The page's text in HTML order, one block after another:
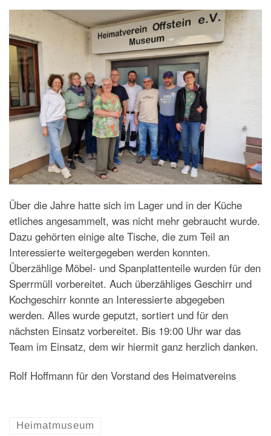
Über die Jahre hatte sich im Lager und in der Küche
etliches angesammelt, was nicht mehr gebraucht wurde.
Dazu gehörten einige alte Tische, die zum Teil an
Interessierte weitergegeben werden konnten.
Überzählige Möbel- und Spanplattenteile wurden für den
Sperrmüll vorbereitet. Auch überzähliges Geschirr und
Kochgeschirr konnte an Interessierte abgegeben
werden. Alles wurde geputzt, sortiert und für den
nächsten Einsatz vorbereitet. Bis 19:00 Uhr war das
Team im Einsatz, dem wir hiermit ganz herzlich danken.
Rolf Hoffmann für den Vorstand des Heimatvereins
Heimatmuseum